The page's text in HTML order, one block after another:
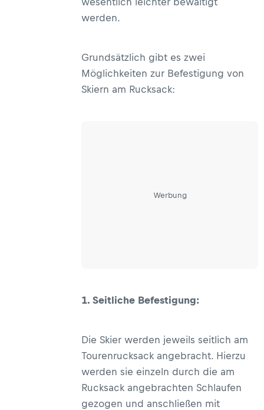
werden.
Grundsätzlich gibt es zwei
Möglichkeiten zur Befestigung von
Skiern am Rucksack:
Werbung
1. Seitliche Befestigung:
Die Skier werden jeweils seitlich am
Tourenrucksack angebracht. Hierzu
werden sie einzeln durch die am
Rucksack angebrachten Schlaufen
gezogen und anschließen mit